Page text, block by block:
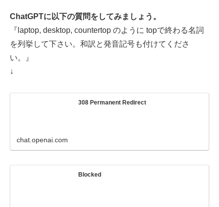
ChatGPTに以下の質問をしてみましょう。
『laptop, desktop, countertop のように topで終わる名詞
を列挙して下さい。和訳と発音記号も付けてくださ
い。』
↓
308 Permanent Redirect
chat.openai.com
Blocked